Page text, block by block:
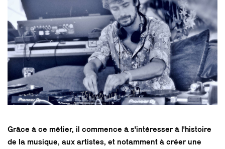
Grâce à ce métier, il commence à s'intéresser à l'histoire
de la musique, aux artistes, et notamment à créer une